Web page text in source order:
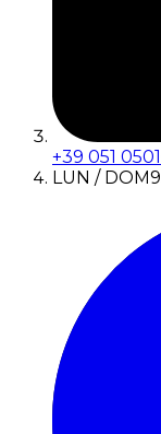
+39 051
LUN / DOM